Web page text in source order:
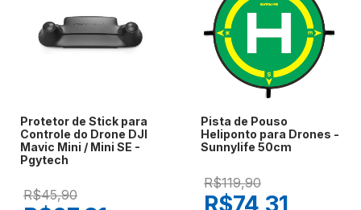
Protetor de Stick para
Controle do Drone DJI
Mavic Mini / Mini SE -
Pgytech
R$45,90
Pista de Pouso
Heliponto para Drones -
Sunnylife 50cm
R$119,90
R$74,31